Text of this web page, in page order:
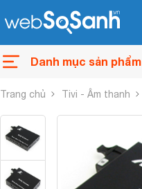
Danh mục sản phẩm
Trang chủ Tivi - Âm thanh